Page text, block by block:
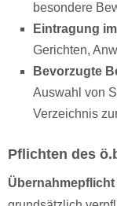
besondere
Eintragung
Gerichten,
Bevorzugte
Auswahl von
Verzeichnis
Pflichten des